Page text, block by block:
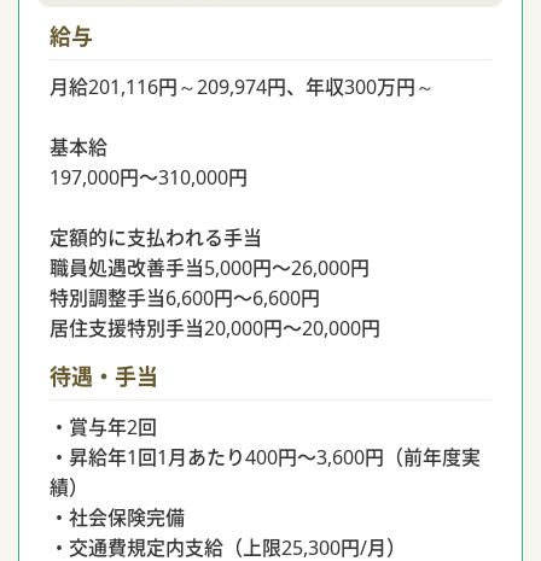
給与
月給201,116円～209,974円、年収300万円～
基本給
197,000円〜310,000円
定額的に支払われる手当
職員処遇改善手当5,000円〜26,000円
特別調整手当6,600円〜6,600円
居住支援特別手当20,000円〜20,000円
待遇・手当
・賞与年2回
・昇給年1回1月あたり400円〜3,600円（前年度実
績）
・社会保険完備
・交通費規定内支給（上限25,300円/月）